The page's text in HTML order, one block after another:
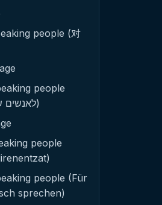
people (对
people
(לאנשים שמדברים עברית)
people
people (Für
sprechen)